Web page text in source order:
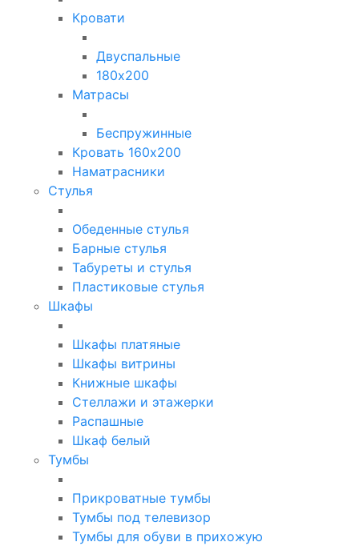
Кровати
Двуспальные
180х200
Матрасы
Беспружинные
Кровать 160х200
Наматрасники
Стулья
Обеденные стулья
Барные стулья
Табуреты и стулья
Пластиковые стулья
Шкафы
Шкафы платяные
Шкафы витрины
Книжные шкафы
Стеллажи и этажерки
Распашные
Шкаф белый
Тумбы
Прикроватные тумбы
Тумбы под телевизор
Тумбы для обуви в прихожую